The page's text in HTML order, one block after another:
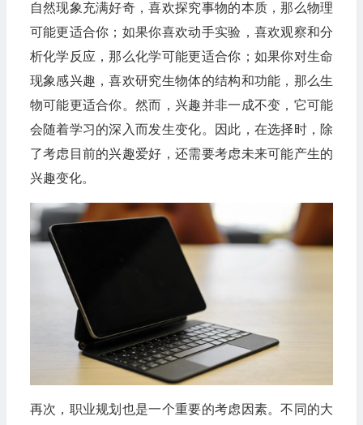
自然现象充满好奇，喜欢探究事物的本质，那么物理
可能更适合你；如果你喜欢动手实验，喜欢观察和分
析化学反应，那么化学可能更适合你；如果你对生命
现象感兴趣，喜欢研究生物体的结构和功能，那么生
物可能更适合你。然而，兴趣并非一成不变，它可能
会随着学习的深入而发生变化。因此，在选择时，除
了考虑目前的兴趣爱好，还需要考虑未来可能产生的
兴趣变化。
再次，职业规划也是一个重要的考虑因素。不同的大